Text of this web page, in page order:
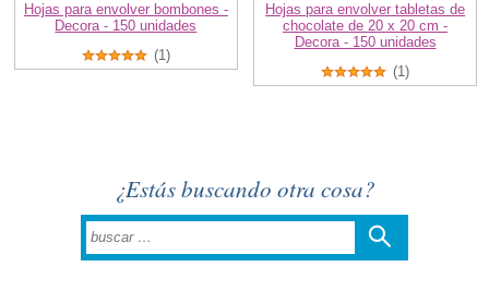
Hojas para envolver bombones -
Decora - 150 unidades
(1)
Hojas para envolver tabletas de
chocolate de 20 x 20 cm -
Decora - 150 unidades
(1)
¿Estás buscando otra cosa?